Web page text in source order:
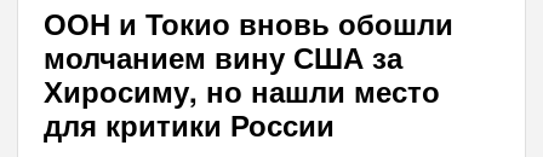
ООН и Токио вновь обошли
молчанием вину США за
Хиросиму, но нашли место
для критики России